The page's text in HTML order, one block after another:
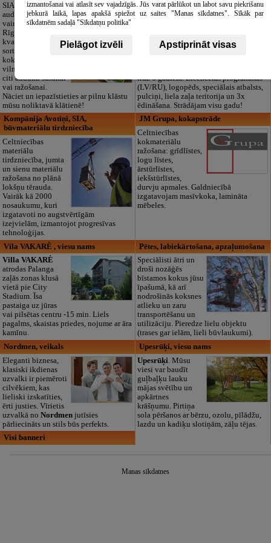
SIA "Bristols ES"
audumu outlet un
vairumtirdzniecība
Rīgā. Plašs un
kvalitatīvs tekstila
sortiments:
kokvilna, lins, zīds,
vilna, trikotāža un
citi audumi šūšanai
vai ražošanai.
Nāciet un iepazīstieties ar pilnu klāstu
mūsu noliktavā klātienē!
Pirmsskolas
privātais bērnudārzs
Pārdaugavā,
līdz 6 gadiem. Licencētas programmas
(LV/RU), logopēds, speciālais atbalsts,
pulciņi, liela zaļa teritorija un 3x
ēdināšana. Strādājam visu gadu!
Kompānija Avotiņi, SIA,
būvmateriālu tirdzniecība
Celtniecības
materiālu
tirdzniecība, jumta
un sienu materiālu
ražošana no plānā
lokšņu tērauda.
Vairāk kā 2000
nosaukumu, kuri
izgatavoti no augstvērtīgām
izejvielām, izmantojot progresīvas
tehnoloģijas.
JM Grupa, kokapstrāde
Celtniecības
kokmateriālu
ražošana: grīdlīstes,
logu līstes,
ārstūrlīstes,
iekšstūrlīstes,
durvju apmales. Galdniecībā
izgatavojam masīvkoka, lamināta
mēbeles.
Vila VAKARĖ , viesu nams
Villa VAKARĖ
atrodas Palanga
zaļās zonas klusā
vietā pie City
Stadium. Īsa
pastaiga uz jūras
vai pilsētas centru -15 min. Liels
pagalms, skaistas priedes, nojume ar āra
kamīnu.
Pētes, labiekārtošana, apzaļumošana
Speciālisti ātri un
droši nozāģēs
bīstamos kokus jūsu
īpašumā, kā arī
nodrošinās koksnes
atlieku un zaru
transportēšanu un
utilizāciju. Pieredze lielu objektu
(trases gar ielām, lieli būvlaukumi).
Nordmen, veikals
Eleganti biznesa,
klasiski ikdienas
uzvalki ir piemēroti
cilvēkiem, kas
lieliski izskatīties,
ērti justies. Vīrietis
uzvalkā no Nordmenjutīsies
pārliecināts un stils būs perfekts.
Upesrūķi, viesu nams
Upesrūķi . Mūsu
viesi var baudīt
guļbaļķu lauku
mājas svētību un
apkārtnes
krāšņumu. Pirtiņa
sola pēršanos ar bērzu, ozolu, pīlādžu,
lazdu un kadiķu slotiņām, zāļu tējas.
Visi banneri
izmantošanai vai atlasīt sev vajadzīgās. Jūs varat pārlūkot un labot savu piekrišanu
jebkurā laikā, lapas apakšā spiežot uz saites "Manas sīkdatnes". Sīkāk par
sīkdatnēm sadaļā "Sīkdatņu politika"
Pielāgot izvēli Apstiprināt visas
Manas sīkdatnes